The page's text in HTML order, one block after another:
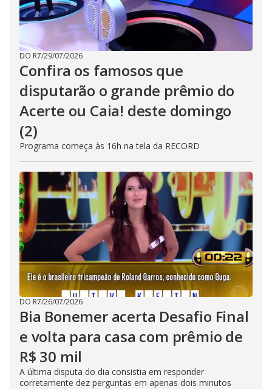
DO R7/29/07/2026
Confira os famosos que
disputarão o grande prêmio do
Acerte ou Caia! deste domingo
(2)
Programa começa às 16h na tela da RECORD
DO R7/26/07/2026
Bia Bonemer acerta Desafio Final
e volta para casa com prêmio de
R$ 30 mil
A última disputa do dia consistia em responder
corretamente dez perguntas em apenas dois minutos